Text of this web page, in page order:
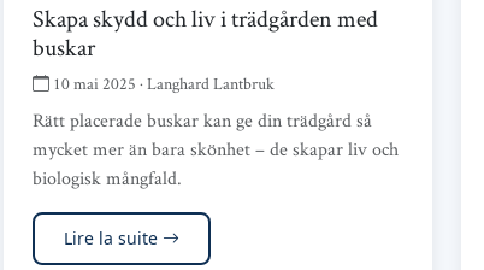
Skapa skydd och liv i trädgården med
buskar
10 mai 2025 · Langhard Lantbruk
Rätt placerade buskar kan ge din trädgård så
mycket mer än bara skönhet – de skapar liv och
biologisk mångfald.
Lire la suite